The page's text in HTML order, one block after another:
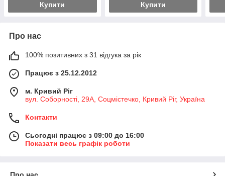
Купити Купити
Про нас
100% позитивних з 31 відгука за рік
Працює з 25.12.2012
м. Кривий Ріг
вул. Соборності, 29А, Соцмістечко, Кривий Ріг, Україна
Контакти
Сьогодні працює з 09:00 до 16:00
Показати весь графік роботи